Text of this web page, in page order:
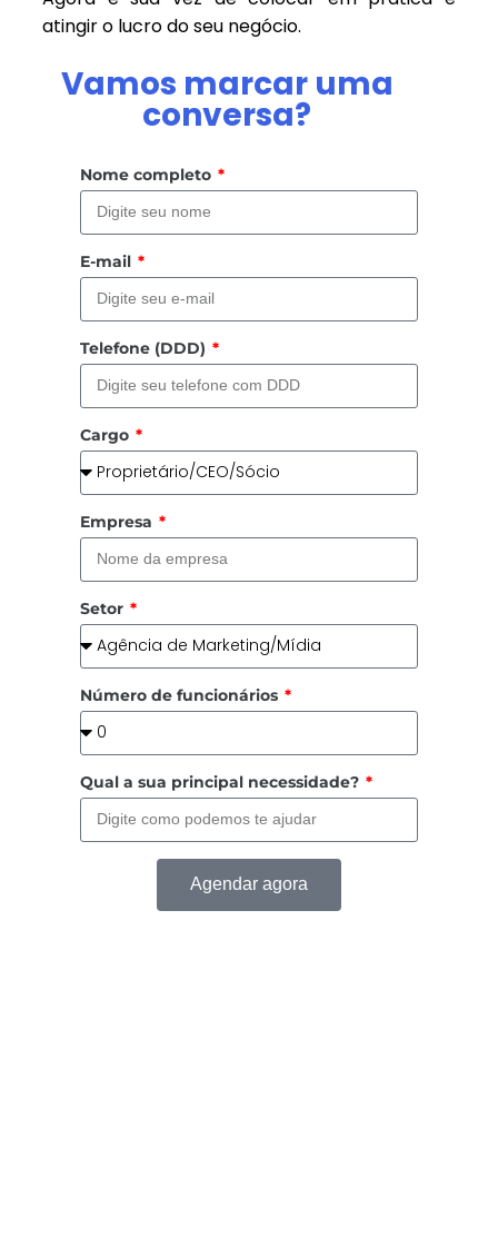
atingir o lucro do seu negócio.
Vamos marcar uma
conversa?
Nome completo
E-mail
Telefone (DDD)
Cargo
Empresa
Setor
Número de funcionários
Qual a sua principal necessidade?
Agendar agora